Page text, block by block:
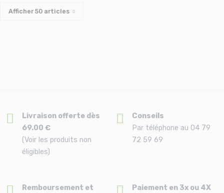
Afficher50 articles
Livraison offerte dès
69.00 €
(Voir les produits non
éligibles)
Conseils
Par téléphone au 04 79
72 59 69
Remboursement et
Paiement en 3x ou 4X